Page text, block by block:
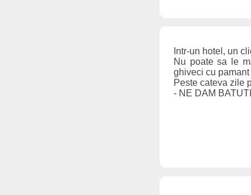
Intr-un hotel, un
Nu poate sa le
ghiveci cu
Peste cateva zile
- NE DAM